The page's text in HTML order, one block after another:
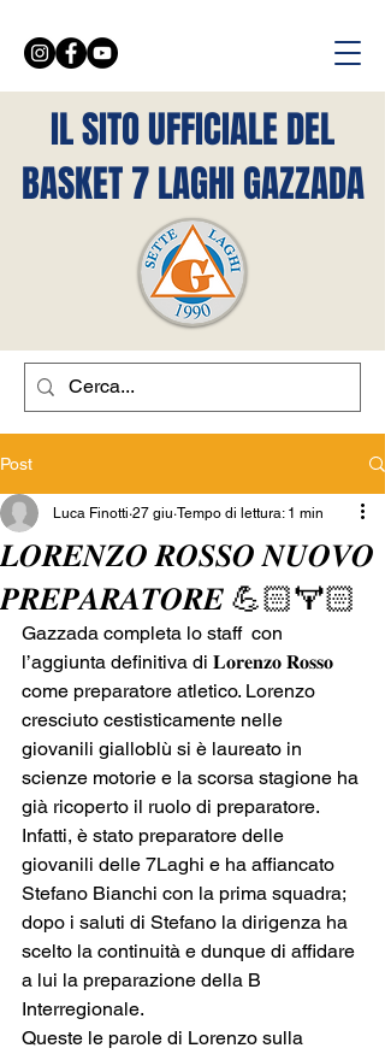
IL SITO UFFICIALE DEL
BASKET 7 LAGHI GAZZADA
Post
𝑳𝑶𝑹𝑬𝑵𝒁𝑶 𝑹𝑶𝑺𝑺𝑶 𝑵𝑼𝑶𝑽𝑶
𝑷𝑹𝑬𝑷𝑨𝑹𝑨𝑻𝑶𝑹𝑬 💪🏻🏋🏻️
Luca Finotti 27 giu Tempo di lettura: 1 min
Gazzada completa lo staff  con
l’aggiunta definitiva di 𝐋𝐨𝐫𝐞𝐧𝐳𝐨 𝐑𝐨𝐬𝐬𝐨
come preparatore atletico. Lorenzo
cresciuto cestisticamente nelle
giovanili gialloblù si è laureato in
scienze motorie e la scorsa stagione ha
già ricoperto il ruolo di preparatore.
Infatti, è stato preparatore delle
giovanili delle 7Laghi e ha affiancato
Stefano Bianchi con la prima squadra;
dopo i saluti di Stefano la dirigenza ha
scelto la continuità e dunque di affidare
a lui la preparazione della B
Interregionale.
Queste le parole di Lorenzo sulla